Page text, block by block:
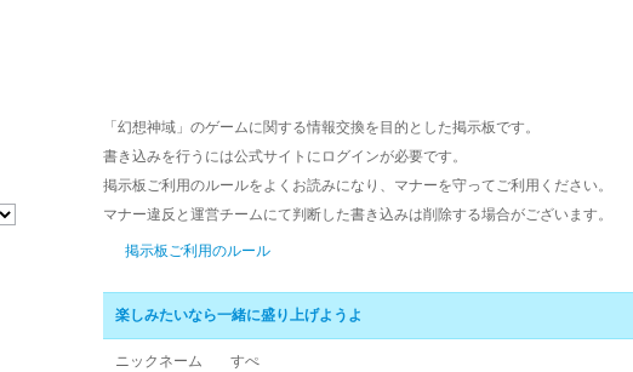
「幻想神域」のゲームに関する情報交換を目的とした掲示板です。
書き込みを行うには公式サイトにログインが必要です。
掲示板ご利用のルールをよくお読みになり、マナーを守ってご利用ください。
マナー違反と運営チームにて判断した書き込みは削除する場合がございます。
掲示板ご利用のルール
楽しみたいなら一緒に盛り上げようよ
ニックネーム
すぺ